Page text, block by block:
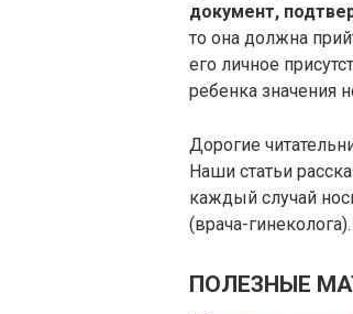
документ,
то она должна
его личное
ребенка значения
Дорогие
Наши статьи
каждый случай
(врача-гинеколога).
ПОЛЕЗНЫЕ